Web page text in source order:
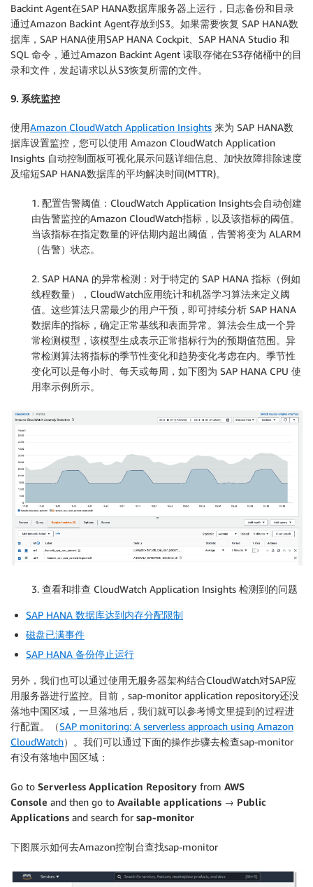
Backint Agent在SAP HANA数据库服务器上运行，日志备份和目录
通过Amazon Backint Agent存放到S3。如果需要恢复 SAP HANA数
据库，SAP HANA使用SAP HANA Cockpit、SAP HANA Studio 和
SQL 命令，通过Amazon Backint Agent 读取存储在S3存储桶中的目
录和文件，发起请求以从S3恢复所需的文件。
9. 系统监控
使用Amazon CloudWatch Application Insights 来为 SAP HANA数
据库设置监控，您可以使用 Amazon CloudWatch Application
Insights 自动控制面板可视化展示问题详细信息、加快故障排除速度
及缩短SAP HANA数据库的平均解决时间(MTTR)。
1. 配置告警阈值：CloudWatch Application Insights会自动创建
由告警监控的Amazon CloudWatch指标，以及该指标的阈值。
当该指标在指定数量的评估期内超出阈值，告警将变为 ALARM
（告警）状态。
2. SAP HANA 的异常检测：对于特定的 SAP HANA 指标（例如
线程数量），CloudWatch应用统计和机器学习算法来定义阈
值。这些算法只需最少的用户干预，即可持续分析 SAP HANA
数据库的指标，确定正常基线和表面异常。算法会生成一个异
常检测模型，该模型生成表示正常指标行为的预期值范围。异
常检测算法将指标的季节性变化和趋势变化考虑在内。季节性
变化可以是每小时、每天或每周，如下图为 SAP HANA CPU 使
用率示例所示。
3. 查看和排查 CloudWatch Application Insights 检测到的问题
SAP HANA 数据库达到内存分配限制
磁盘已满事件
SAP HANA 备份停止运行
另外，我们也可以通过使用无服务器架构结合CloudWatch对SAP应
用服务器进行监控。目前，sap-monitor application repository还没
落地中国区域，一旦落地后，我们就可以参考博文里提到的过程进
行配置。（SAP monitoring: A serverless approach using Amazon
CloudWatch）。我们可以通过下面的操作步骤去检查sap-monitor
有没有落地中国区域：
Go to Serverless Application Repository from AWS
Console and then go to Available applications → Public
Applications and search for sap-monitor
下图展示如何去Amazon控制台查找sap-monitor